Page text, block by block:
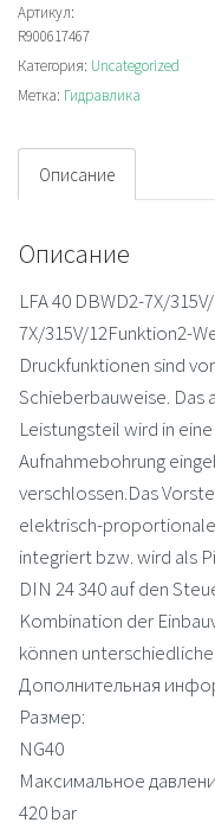
7X/315V/12
Cartridge
valve
Артикул:
R900617467
Категория: Uncategorized
Метка: Гидравлика
Описание
Описание
LFA 40 DBWD2-7X/
7X/315V/12Funktion2-
Druckfunktionen sind
Schieberbauweise. Das
Leistungsteil wird in
Aufnahmebohrung
verschlossen.Das
elektrisch-
integriert bzw. wird als
DIN 24 340 auf den
Kombination der
können
Дополнительная
Размер:
NG40
Максимальное
420 bar